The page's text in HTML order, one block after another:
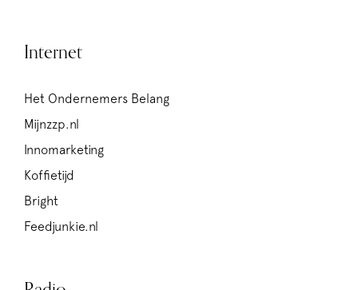
Internet
Het Ondernemers Belang
Mijnzzp.nl
Innomarketing
Koffietijd
Bright
Feedjunkie.nl